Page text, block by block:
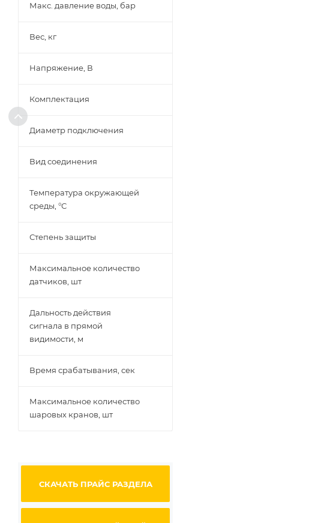
Макс. давление воды, бар
Вес, кг
Напряжение, В
Комплектация
Диаметр подключения
Вид соединения
Температура окружающей
среды, °С
Степень защиты
Максимальное количество
датчиков, шт
Дальность действия
сигнала в прямой
видимости, м
Время срабатывания, сек
Максимальное количество
шаровых кранов, шт
СКАЧАТЬ ПРАЙС РАЗДЕЛА